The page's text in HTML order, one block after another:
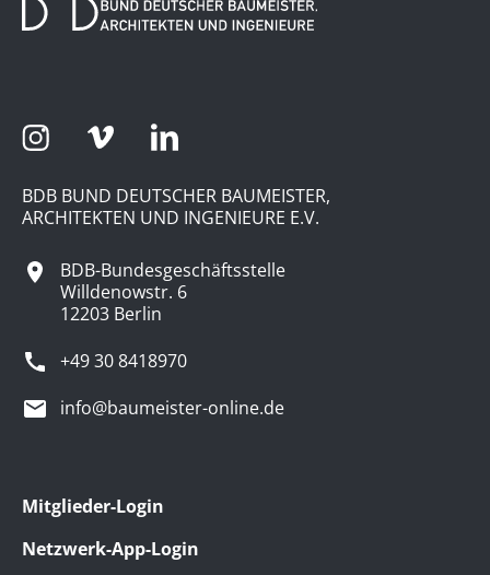
BDB BUND DEUTSCHER BAUMEISTER,
ARCHITEKTEN UND INGENIEURE E.V.
BDB-Bundesgeschäftsstelle
Willdenowstr. 6
12203 Berlin
+49 30 8418970
info@baumeister-online.de
Mitglieder-Login
Netzwerk-App-Login